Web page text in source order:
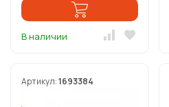
В наличии
Артикул:1693384